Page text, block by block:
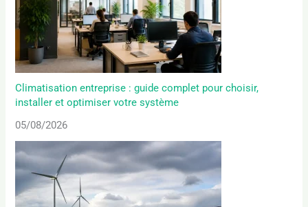
Climatisation entreprise : guide complet pour choisir,
installer et optimiser votre système
05/08/2026